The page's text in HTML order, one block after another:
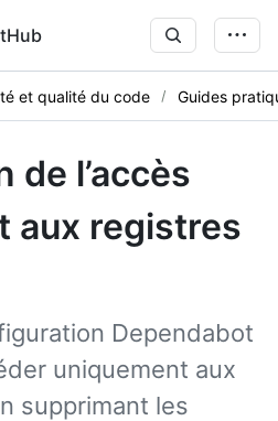
et qualité du code Guides
de l’accès
aux registres
Dependabot
uniquement aux
supprimant les